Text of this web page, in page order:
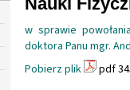
w sprawie
doktora Panu mgr.
Pobierz plik
pdf